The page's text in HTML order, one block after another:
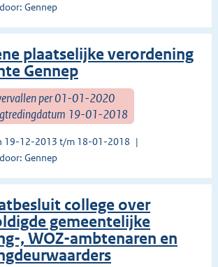
Gennep
plaatselijke verordening
Gennep
per 01-01-2020
19-01-2018
19-12-2013 t/m 18-01-2018
Gennep
college over
gemeentelijke
, WOZ-ambtenaren en